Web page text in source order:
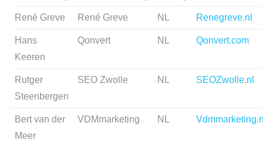
René Greve René Greve NL Renegreve.nl
Hans
Keeren
Qonvert NL Qonvert.com
Rutger
Steenbergen
SEO Zwolle NL SEOZwolle.nl
Bert van der
Meer
VDMmarketing NL